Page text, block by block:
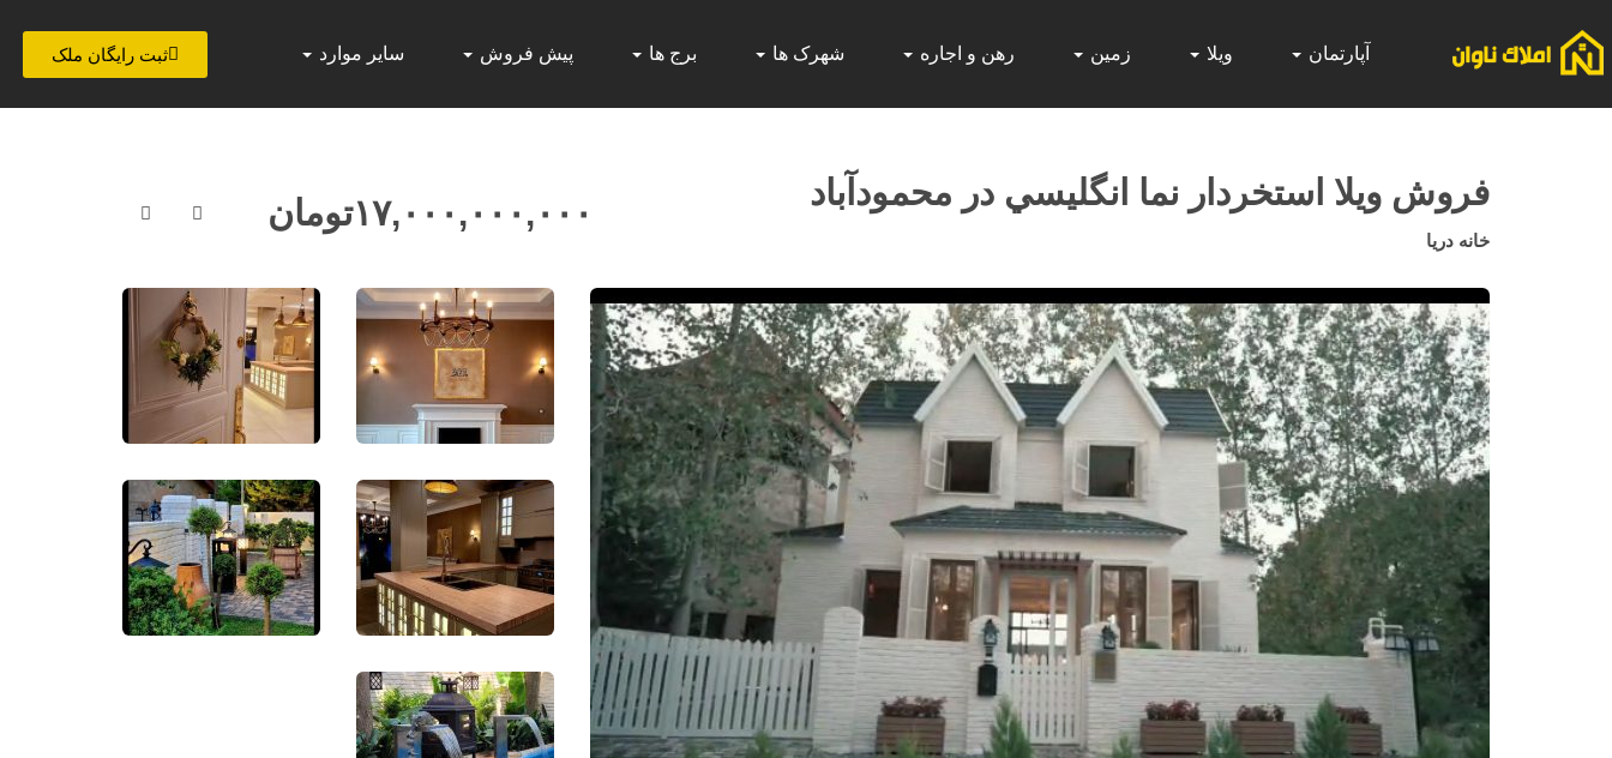
آپارتمان ویلا زمین رهن و اجاره شهرک ها برج ها پیش فروش سایر موارد ثبت رایگان ملک
فروش ويلا استخردار نما انگليسي در محمودآباد
خانه دريا
۱۷,۰۰۰,۰۰۰,۰۰۰تومان